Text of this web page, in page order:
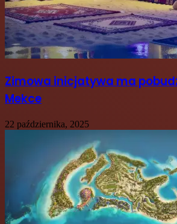
Zimowa inicjatywa ma
Mekce
22 października, 2025